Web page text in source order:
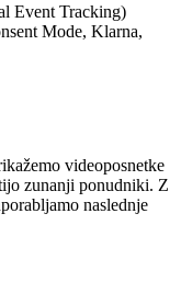
Event Tracking)
Mode, Klarna,
videoposnetke
zunanji ponudniki. Z
naslednje